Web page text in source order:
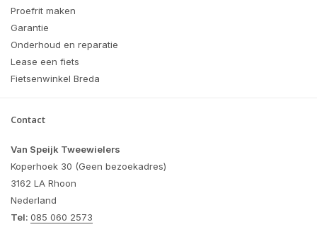
Proefrit maken
Garantie
Onderhoud en reparatie
Lease een fiets
Fietsenwinkel Breda
Contact
Van Speijk Tweewielers
Koperhoek 30 (Geen bezoekadres)
3162 LA Rhoon
Nederland
Tel: 085 060 2573